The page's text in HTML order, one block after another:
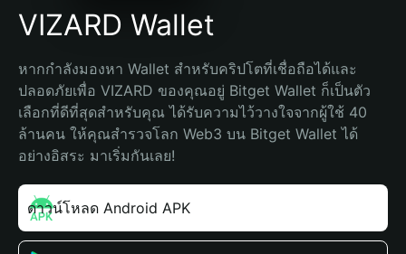
VIZARD Wallet
หากกำลังมองหา Wallet สำหรับคริปโตที่เชื่อถือได้และ
ปลอดภัยเพื่อ VIZARD ของคุณอยู่ Bitget Wallet ก็เป็นตัว
เลือกที่ดีที่สุดสำหรับคุณ ได้รับความไว้วางใจจากผู้ใช้ 40
ล้านคน ให้คุณสำรวจโลก Web3 บน Bitget Wallet ได้
อย่างอิสระ มาเริ่มกันเลย!
ดาวน์โหลด Android APK